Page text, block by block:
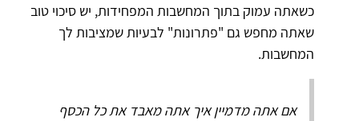
כשאתה עמוק בתוך המחשבות המפחידות, יש סיכוי טוב
שאתה מחפש גם "פתרונות" לבעיות שמציבות לך
המחשבות.
אם אתה מדמיין איך אתה מאבד את כל הכסף